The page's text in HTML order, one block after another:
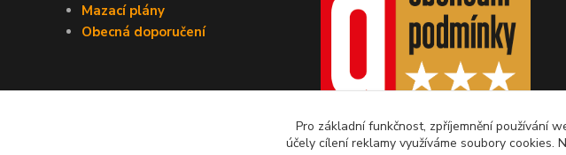
Mazací plány
Obecná doporučení
Pro základní funkčnost, zpříjemnění používání
účely cílení reklamy využíváme soubory